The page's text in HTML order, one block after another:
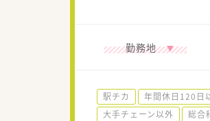
勤務地
駅チカ 年間休日120日
大手チェーン以外
総合